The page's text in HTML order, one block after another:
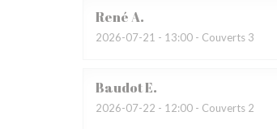
RenéA
2026-07-21 - 13:00 - Couverts 3
BaudotE
2026-07-22 - 12:00 - Couverts 2